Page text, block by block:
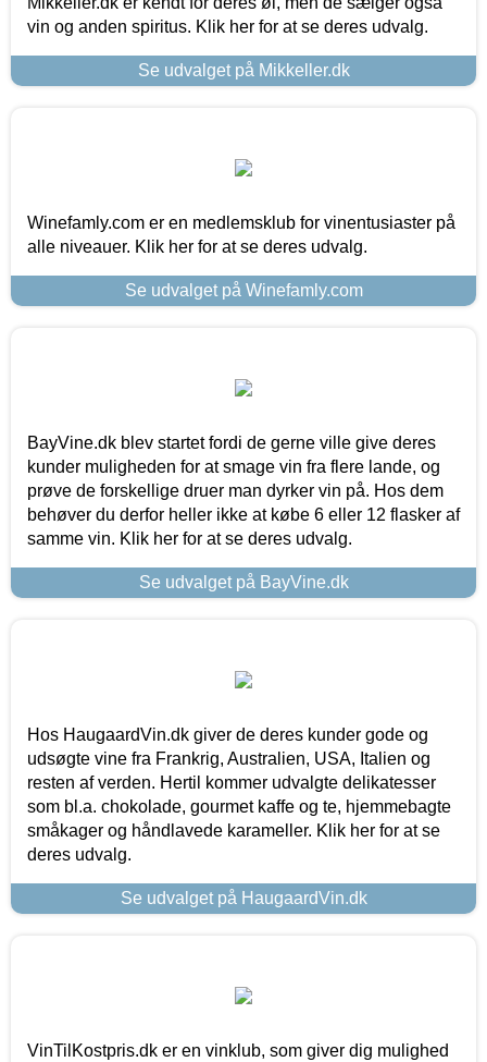
vin og anden spiritus. Klik her for at se deres udvalg.
Se udvalget på Mikkeller.dk
Winefamly.com er en medlemsklub for vinentusiaster på
alle niveauer. Klik her for at se deres udvalg.
Se udvalget på Winefamly.com
BayVine.dk blev startet fordi de gerne ville give deres
kunder muligheden for at smage vin fra flere lande, og
prøve de forskellige druer man dyrker vin på. Hos dem
behøver du derfor heller ikke at købe 6 eller 12 flasker af
samme vin. Klik her for at se deres udvalg.
Se udvalget på BayVine.dk
Hos HaugaardVin.dk giver de deres kunder gode og
udsøgte vine fra Frankrig, Australien, USA, Italien og
resten af verden. Hertil kommer udvalgte delikatesser
som bl.a. chokolade, gourmet kaffe og te, hjemmebagte
småkager og håndlavede karameller. Klik her for at se
deres udvalg.
Se udvalget på HaugaardVin.dk
VinTilKostpris.dk er en vinklub, som giver dig mulighed